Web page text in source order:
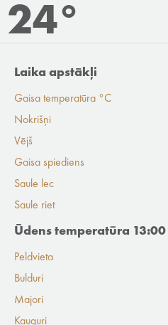
24°
Laika apstākļi
Gaisa temperatūra °C
Nokrišņi
Vējš
Gaisa spiediens
Saule lec
Saule riet
Ūdens temperatūra 13:00
Peldvieta
Bulduri
Majori
Kauguri